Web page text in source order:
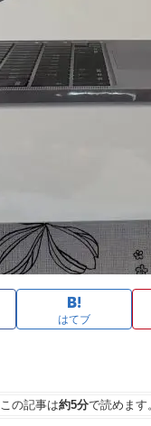
はてブ
この記事は約5分で読めます